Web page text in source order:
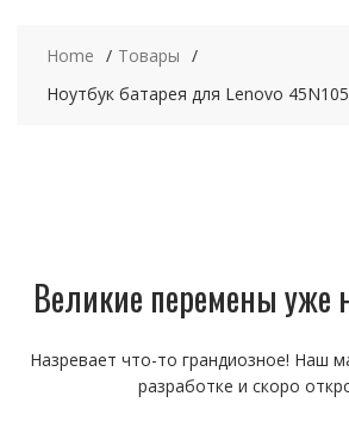
Home
Товары
Ноутбук батарея для Lenovo
Великие перемены уже
Назревает что-то грандиозное! Наш
разработке и скоро